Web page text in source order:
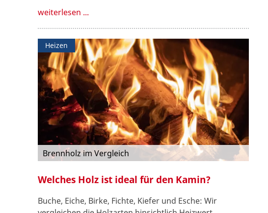
weiterlesen ...
Heizen
Brennholz im Vergleich
Welches Holz ist ideal für den Kamin?
Buche, Eiche, Birke, Fichte, Kiefer und Esche: Wir